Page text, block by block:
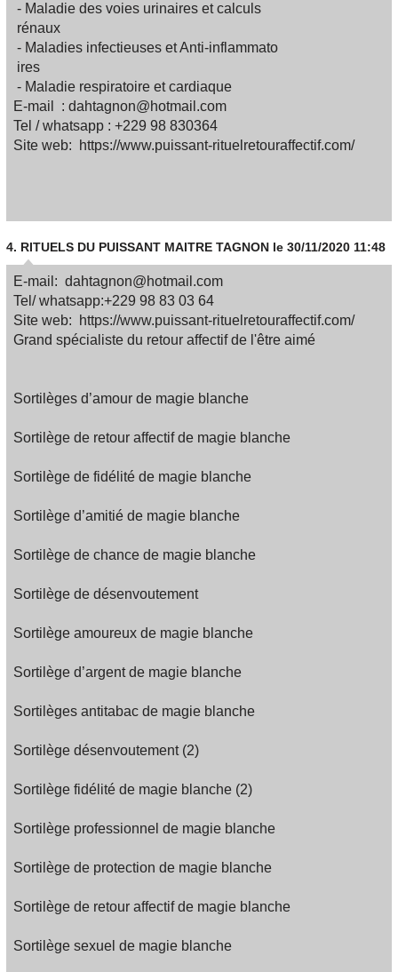
- Maladie des voies urinaires et calculs
rénaux
- Maladies infectieuses et Anti-inflammato
ires
- Maladie respiratoire et cardiaque
E-mail : dahtagnon@hotmail.com
Tel / whatsapp : +229 98 830364
Site web: https://www.puissant-rituelretouraffectif.com/
4. RITUELS DU PUISSANT MAITRE TAGNON le 30/11/2020 11:48
E-mail: dahtagnon@hotmail.com
Tel/ whatsapp:+229 98 83 03 64
Site web: https://www.puissant-rituelretouraffectif.com/
Grand spécialiste du retour affectif de l'être aimé
Sortilèges d’amour de magie blanche
Sortilège de retour affectif de magie blanche
Sortilège de fidélité de magie blanche
Sortilège d’amitié de magie blanche
Sortilège de chance de magie blanche
Sortilège de désenvoutement
Sortilège amoureux de magie blanche
Sortilège d’argent de magie blanche
Sortilèges antitabac de magie blanche
Sortilège désenvoutement (2)
Sortilège fidélité de magie blanche (2)
Sortilège professionnel de magie blanche
Sortilège de protection de magie blanche
Sortilège de retour affectif de magie blanche
Sortilège sexuel de magie blanche